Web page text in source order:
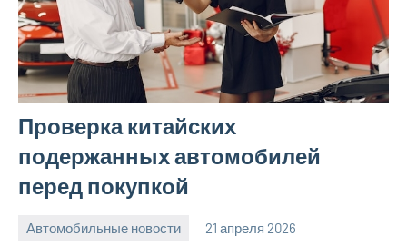
Проверка китайских
подержанных автомобилей
перед покупкой
Автомобильные новости 21 апреля 2026